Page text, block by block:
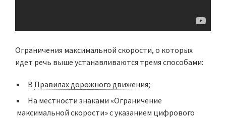
Ограничения максимальной скорости, о которых
идет речь выше устанавливаются тремя способами:
В Правилах дорожного движения;
На местности знаками «Ограничение
максимальной скорости» с указанием цифрового